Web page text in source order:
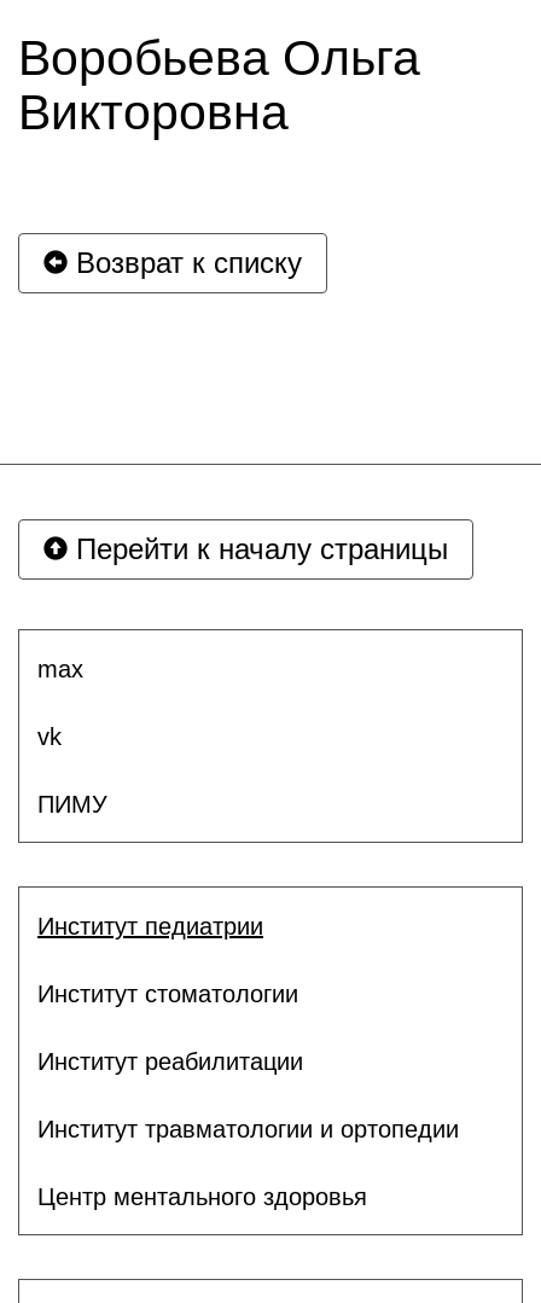
Воробьева Ольга
Викторовна
Возврат к списку
Перейти к началу страницы
max
vk
ПИМУ
Институт педиатрии
Институт стоматологии
Институт реабилитации
Институт травматологии и ортопедии
Центр ментального здоровья